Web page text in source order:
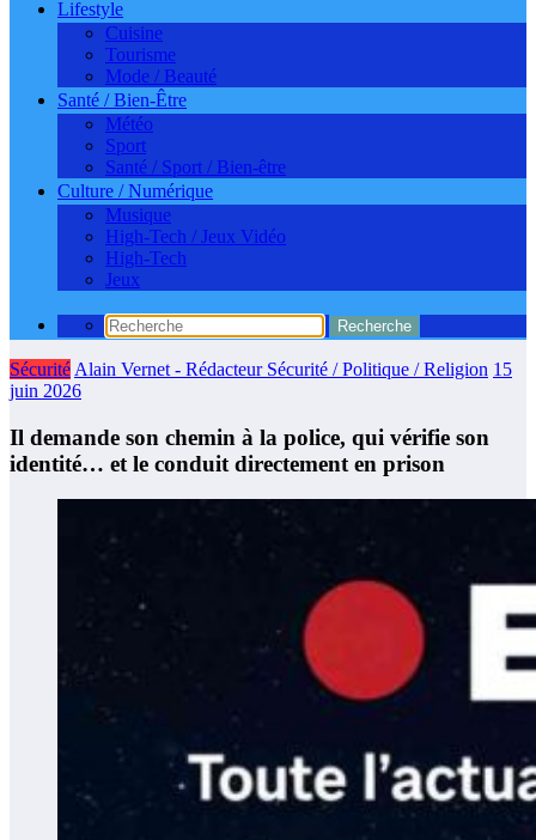
Lifestyle
Cuisine
Tourisme
Mode / Beauté
Santé / Bien-Être
Météo
Sport
Santé / Sport / Bien-être
Culture / Numérique
Musique
High-Tech / Jeux Vidéo
High-Tech
Jeux
Sécurité Alain Vernet - Rédacteur Sécurité / Politique / Religion 15
juin 2026
Il demande son chemin à la police, qui vérifie son
identité… et le conduit directement en prison